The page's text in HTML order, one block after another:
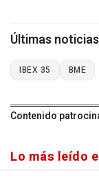
Últimas
IBEX 35 BME
Contenido
Lo más leído